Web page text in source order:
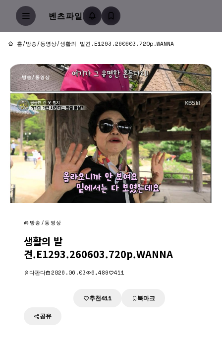
벤츠파일
홈/방송/동영상/생활의 발견.E1293.260603.720p.WANNA
방송/동영상
방송/동영상
생활의 발
견.E1293.260603.720p.WANNA
다판다 2026.06.03 6,489 411
추천411 북마크
공유